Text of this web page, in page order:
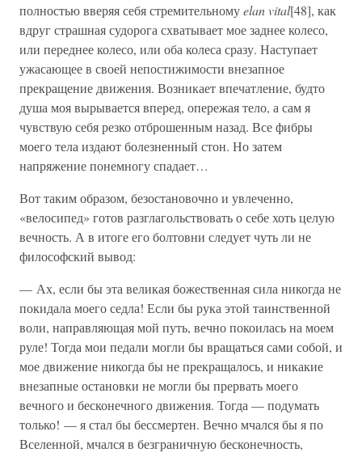
полностью вверяя себя стремительномуelan vital[48], как
вдруг страшная судорога схватывает мое заднее колесо,
или переднее колесо, или оба колеса сразу. Наступает
ужасающее в своей непостижимости внезапное
прекращение движения. Возникает впечатление, будто
душа моя вырывается вперед, опережая тело, а сам я
чувствую себя резко отброшенным назад. Все фибры
моего тела издают болезненный стон. Но затем
напряжение понемногу спадает…
Вот таким образом, безостановочно и увлеченно,
«велосипед» готов разглагольствовать о себе хоть целую
вечность. А в итоге его болтовни следует чуть ли не
философский вывод:
— Ах, если бы эта великая божественная сила никогда не
покидала моего седла! Если бы рука этой таинственной
воли, направляющая мой путь, вечно покоилась на моем
руле! Тогда мои педали могли бы вращаться сами собой, и
мое движение никогда бы не прекращалось, и никакие
внезапные остановки не могли бы прервать моего
вечного и бесконечного движения. Тогда — подумать
только! — я стал бы бессмертен. Вечно мчался бы я по
Вселенной, мчался в безграничную бесконечность,